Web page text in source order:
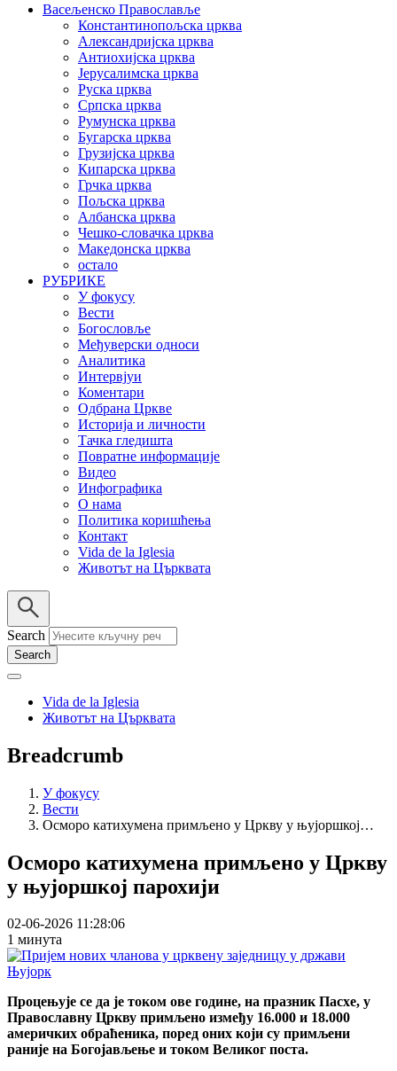
Васељенско Православље
Константинопољска црква
Александријска црква
Антиохијска црква
Јерусалимска црква
Руска црква
Српска црква
Румунска црква
Бугарска црква
Грузијска црква
Кипарска црква
Грчка црква
Пољска црква
Албанска црква
Чешко-словачка црква
Македонска црква
остало
РУБРИКЕ
У фокусу
Вести
Богословље
Међуверски односи
Аналитика
Интервјуи
Коментари
Одбрана Цркве
Историја и личности
Тачка гледишта
Повратне информације
Видео
Инфографика
О нама
Политика коришћења
Контакт
Vida de la Iglesia
Животът на Църквата
Search
Vida de la Iglesia
Животът на Църквата
Breadcrumb
У фокусу
Вести
Осморо катихумена примљено у Цркву у њујоршкој…
Осморо катихумена примљено у Цркву
у њујоршкој парохији
02-06-2026 11:28:06
1 минута
Процењује се да је током ове године, на празник Пасхе, у
Православну Цркву примљено између 16.000 и 18.000
америчких обраћеника, поред оних који су примљени
раније на Богојављење и током Великог поста.